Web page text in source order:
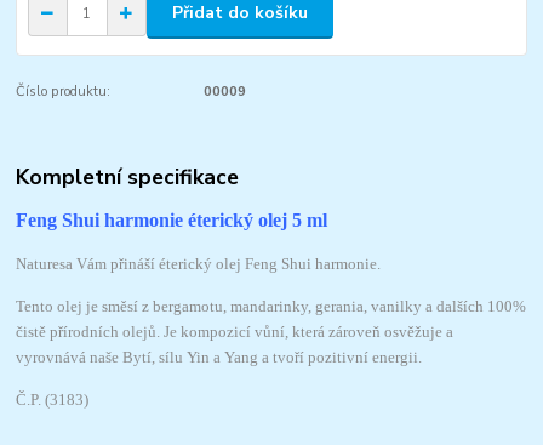
Přidat do košíku
Číslo produktu: 00009
Kompletní specifikace
Feng Shui harmonie éterický olej 5 ml
Naturesa Vám přináší éterický olej Feng Shui harmonie.
Tento olej je směsí z bergamotu, mandarinky, gerania, vanilky a dalších 100%
čistě přírodních olejů. Je kompozicí vůní, která zároveň osvěžuje a
vyrovnává naše Bytí, sílu Yin a Yang a tvoří pozitivní energii.
Č.P. (3183)